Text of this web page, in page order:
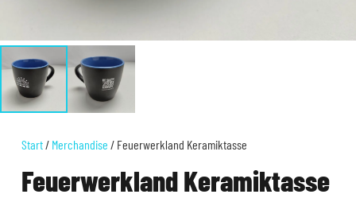
Start / Merchandise / Feuerwerkland Keramiktasse
Feuerwerkland Keramiktasse